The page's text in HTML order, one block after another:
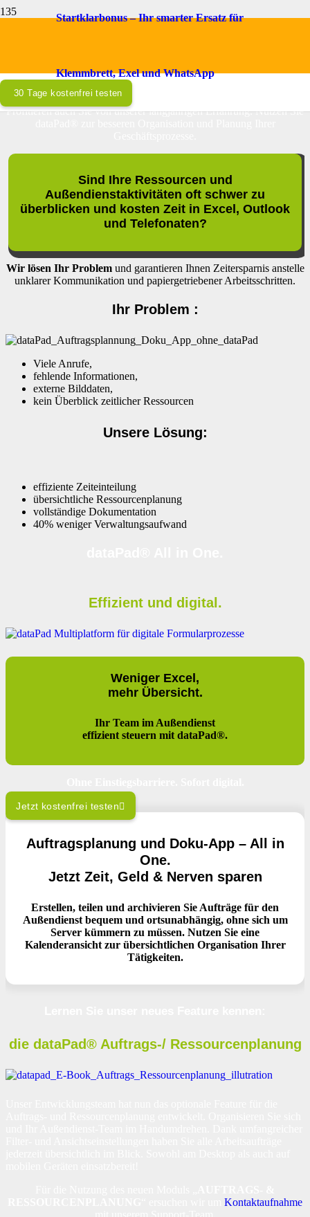
Startklarbonus – Ihr smarter Ersatz für
Klemmbrett, Exel und WhatsApp
30 Tage kostenfrei testen„dataPad® SaaS Business-Lösung“
Profitieren auch Sie von unserer langjährigen Erfahrung. Nutzen Sie
Sind Ihre Ressourcen und
Außendienstaktivitäten oft schwer zu
überblicken und kosten Zeit in Excel, Outlook
und Telefonaten?
Wir lösen Ihr Problemund garantieren Ihnen Zeitersparnis anstelle
unklarer Kommunikation und papiergetriebener Arbeitsschritten.
Ihr Problem :
Viele Anrufe,
fehlende Informationen,
externe Bilddaten,
kein Überblick zeitlicher Ressourcen
Unsere Lösung:
effiziente Zeiteinteilung
übersichtliche Ressourcenplanung
vollständige Dokumentation
40% weniger Verwaltungsaufwand
Effizient und digital.
Weniger Excel,
mehr Übersicht.
Ihr Team im Außendienst
effizient steuern mit dataPad®.
Jetzt kostenfrei testen
Auftragsplanung und Doku-App – All in
One.
Jetzt Zeit, Geld & Nerven sparen
Erstellen, teilen und archivieren Sie Aufträge für den
Außendienst bequem und ortsunabhängig, ohne sich um
Server kümmern zu müssen. Nutzen Sie eine
Kalenderansicht zur übersichtlichen Organisation Ihrer
Tätigkeiten.
die dataPad® Auftrags-/ Ressourcenplanung
Kontaktaufnahme